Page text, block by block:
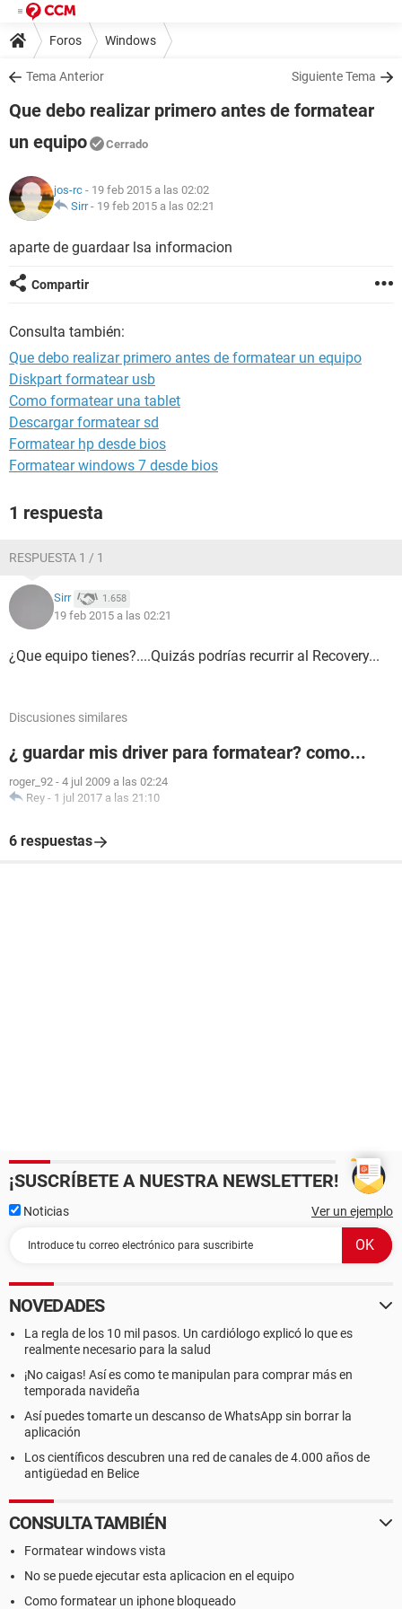
Foros Windows
Tema Anterior Siguiente Tema
Que debo realizar primero antes de formatear
un equipo
Cerrado
jos-rc - 19 feb 2015 a las 02:02
Sirr- 19 feb 2015 a las 02:21
aparte de guardaar lsa informacion
Compartir
Consulta también:
Que debo realizar primero antes de formatear un equipo
Diskpart formatear usb
Como formatear una tablet
Descargar formatear sd
Formatear hp desde bios
Formatear windows 7 desde bios
1 respuesta
RESPUESTA 1 / 1
Sirr 1.658
19 feb 2015 a las 02:21
¿Que equipo tienes?....Quizás podrías recurrir al Recovery...
Discusiones similares
¿ guardar mis driver para formatear? como...
roger_92 - 4 jul 2009 a las 02:24
Rey - 1 jul 2017 a las 21:10
6 respuestas
¡SUSCRÍBETE A NUESTRA NEWSLETTER!
Noticias Ver un ejemplo
NOVEDADES
La regla de los 10 mil pasos. Un cardiólogo explicó lo que es
realmente necesario para la salud
¡No caigas! Así es como te manipulan para comprar más en
temporada navideña
Así puedes tomarte un descanso de WhatsApp sin borrar la
aplicación
Los científicos descubren una red de canales de 4.000 años de
antigüedad en Belice
CONSULTA TAMBIÉN
Formatear windows vista
No se puede ejecutar esta aplicacion en el equipo
Como formatear un iphone bloqueado